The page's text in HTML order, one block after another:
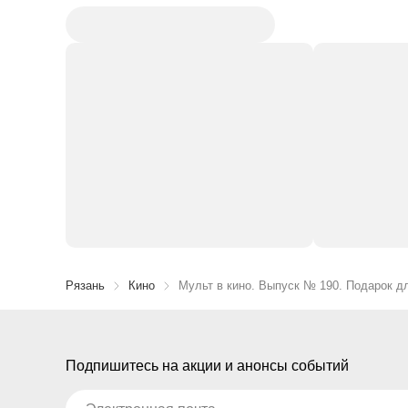
Рязань Кино Мульт в кино. Выпуск № 190. Подарок
Подпишитесь на акции и анонсы событий